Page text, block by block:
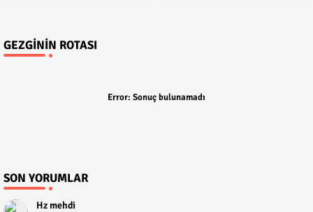
GEZGININ ROTASI
Error: Sonuç bulunamadı
SON YORUMLAR
Hz mehdi